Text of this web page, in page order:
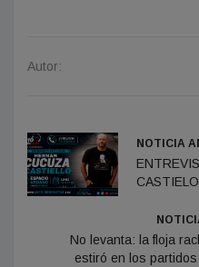
Autor:
NOTICIA
CASTIELO
No levanta: la floja
estiró en los